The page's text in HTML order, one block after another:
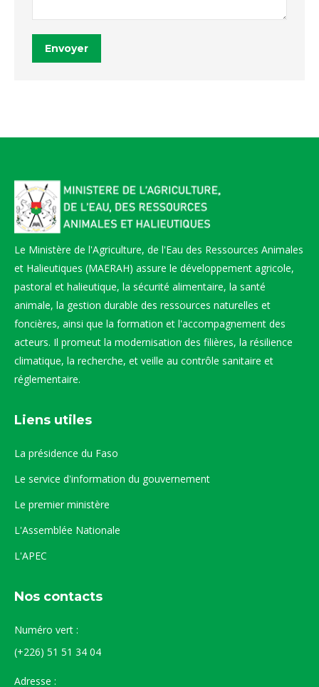
Envoyer
Le Ministère de l'Agriculture, de l'Eau des Ressources Animales
et Halieutiques (MAERAH) assure le développement agricole,
pastoral et halieutique, la sécurité alimentaire, la santé
animale, la gestion durable des ressources naturelles et
foncières, ainsi que la formation et l'accompagnement des
acteurs. Il promeut la modernisation des filières, la résilience
climatique, la recherche, et veille au contrôle sanitaire et
réglementaire.
Liens utiles
La présidence du Faso
Le service d'information du gouvernement
Le premier ministère
L'Assemblée Nationale
L'APEC
Nos contacts
Numéro vert :
(+226) 51 51 34 04
Adresse :